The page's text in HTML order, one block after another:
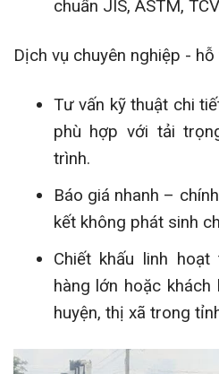
chuẩn JIS, ASTM,
Dịch vụ chuyên nghiệp -
Tư vấn kỹ thuật chi
phù hợp với tải
trình.
Báo giá nhanh –
kết không phát sinh
Chiết khấu linh
hàng lớn hoặc
huyện, thị xã trong